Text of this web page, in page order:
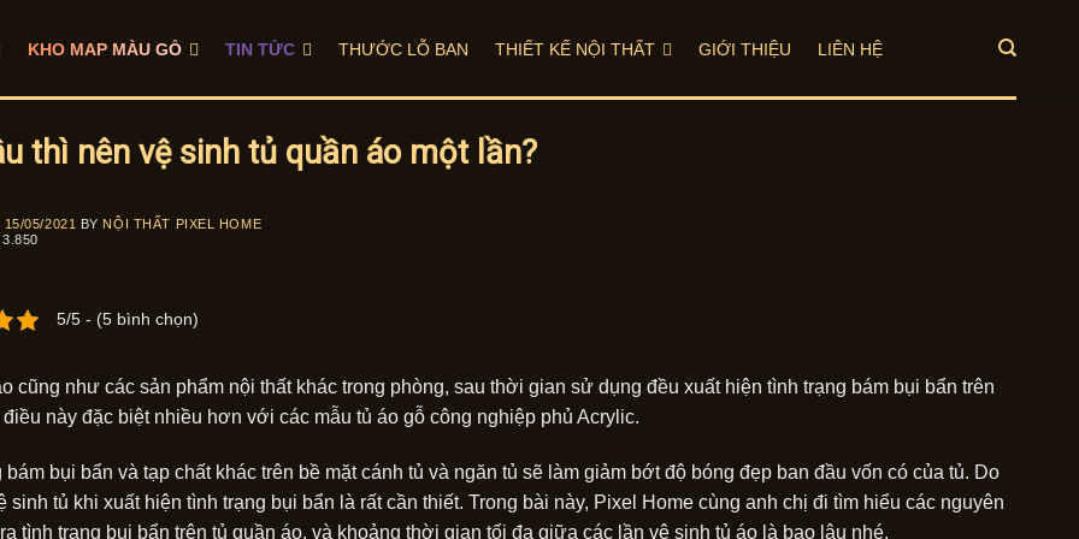
KHO MAP MÀU GỖ TIN TỨC THƯỚC LỖ BAN THIẾT KẾ NỘI THẤT GIỚI THIỆU LIÊN HỆ
thì nên vệ sinh tủ quần áo một lần?
15/05/2021 BY NỘI THẤT PIXEL HOME
3.850
5/5 - (5 bình chọn)
cũng như các sản phẩm nội thất khác trong phòng, sau thời gian sử dụng đều xuất hiện tình trạng bám bụi bẩn trên
điều này đặc biệt nhiều hơn với các mẫu tủ áo gỗ công nghiệp phủ Acrylic.
bám bụi bẩn và tạp chất khác trên bề mặt cánh tủ và ngăn tủ sẽ làm giảm bớt độ bóng đẹp ban đầu vốn có của tủ. Do
sinh tủ khi xuất hiện tình trạng bụi bẩn là rất cần thiết. Trong bài này, Pixel Home cùng anh chị đi tìm hiểu các nguyên
tình trạng bụi bẩn trên tủ quần áo, và khoảng thời gian tối đa giữa các lần vệ sinh tủ áo là bao lâu nhé.